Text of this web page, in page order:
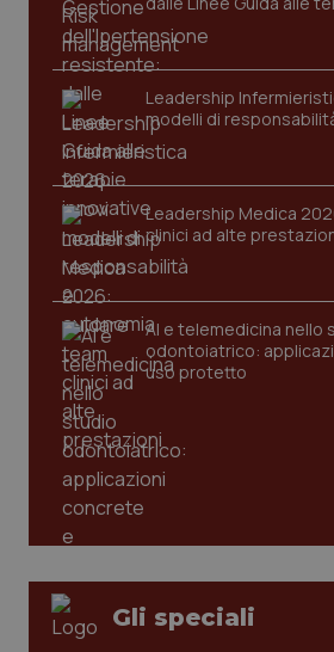
Leadership
modelli di
Leadership Medica
clinici ad alte
AI e telemedicina nello
odontoiatrico:
uso protetto
Gli speciali
Nome
VISITOR_PRIVACY_METADATA
CookieScriptConsent